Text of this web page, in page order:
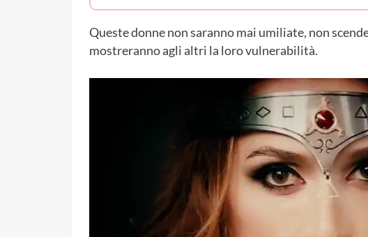
Queste donne non saranno mai umiliate, non
mostreranno agli altri la loro vulnerabilità.